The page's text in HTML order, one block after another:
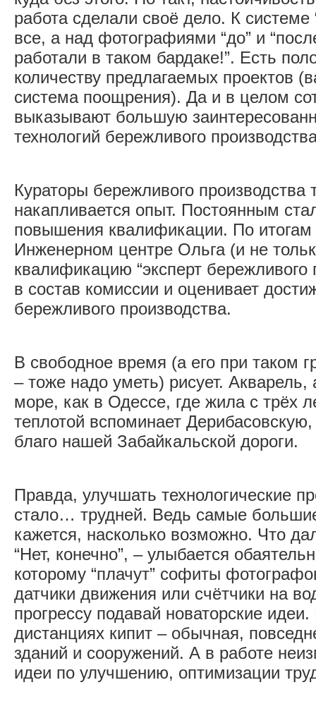
работа сделали своё дело. К системе
все, а над фотографиями “до” и
работали в таком бардаке!”. Есть
количеству предлагаемых проектов
система поощрения). Да и в целом
выказывают большую
технологий бережливого
Кураторы бережливого производства
накапливается опыт. Постоянным
повышения квалификации. По итогам
Инженерном центре Ольга (и не
квалификацию “эксперт бережливого
в состав комиссии и оценивает
бережливого производства.
В свободное время (а его при таком
– тоже надо уметь) рисует. Акварель,
море, как в Одессе, где жила с трёх
теплотой вспоминает
благо нашей Забайкальской дороги.
Правда, улучшать технологические
стало… трудней. Ведь самые
кажется, насколько возможно. Что
“Нет, конечно”, – улыбается
которому “плачут” софиты
датчики движения или счётчики на
прогрессу подавай новаторские
дистанциях кипит – обычная,
зданий и сооружений. А в работе
идеи по улучшению, оптимизации